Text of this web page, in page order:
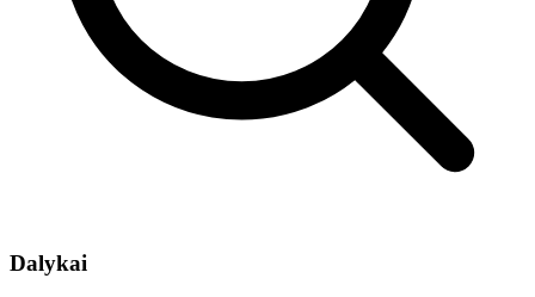
Dalykai